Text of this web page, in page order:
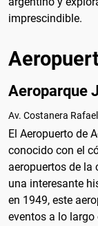
imprescindible.
Aeroparque
Av. Costanera
El Aeropuerto de
conocido con el
aeropuertos de la
una interesante
en 1949, este
eventos a lo largo